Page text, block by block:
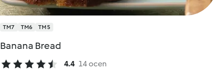
TM7 TM6 TM5
Banana Bread
4.4 14 ocen